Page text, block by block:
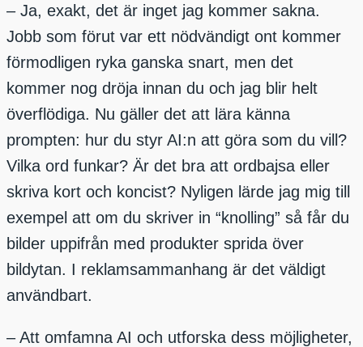
– Ja, exakt, det är inget jag kommer sakna.
Jobb som förut var ett nödvändigt ont kommer
förmodligen ryka ganska snart, men det
kommer nog dröja innan du och jag blir helt
överflödiga. Nu gäller det att lära känna
prompten: hur du styr AI:n att göra som du vill?
Vilka ord funkar? Är det bra att ordbajsa eller
skriva kort och koncist? Nyligen lärde jag mig till
exempel att om du skriver in “knolling” så får du
bilder uppifrån med produkter sprida över
bildytan. I reklamsammanhang är det väldigt
användbart.
– Att omfamna AI och utforska dess möjligheter,